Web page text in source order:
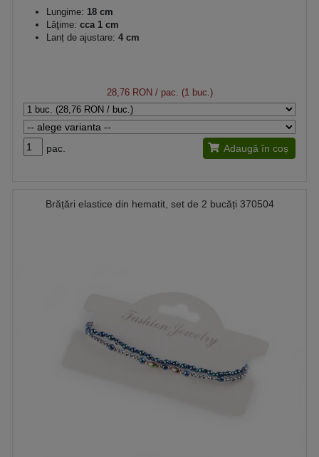
Lungime: 18 cm
Lăţime: cca 1 cm
Lanț de ajustare: 4 cm
28,76 RON/ pac. (1 buc.)
pac. Adaugă în coș
Brățări elastice din hematit, set de 2 bucăți 370504